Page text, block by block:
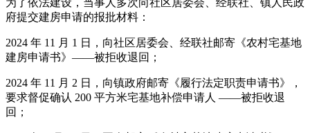
为了依法建设，当事人多次向社区居委会、经联社、镇人民政
府提交建房申请的报批材料：
2024 年 11 月 1 日，向社区居委会、经联社邮寄《农村宅基地
建房申请书》——被拒收退回；
2024 年 11 月 2 日，向镇政府邮寄《履行法定职责申请书》，
要求督促确认 200 平方米宅基地补偿申请人 ——被拒收退
回；